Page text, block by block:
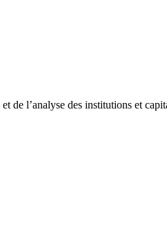
de l’analyse des institutions et